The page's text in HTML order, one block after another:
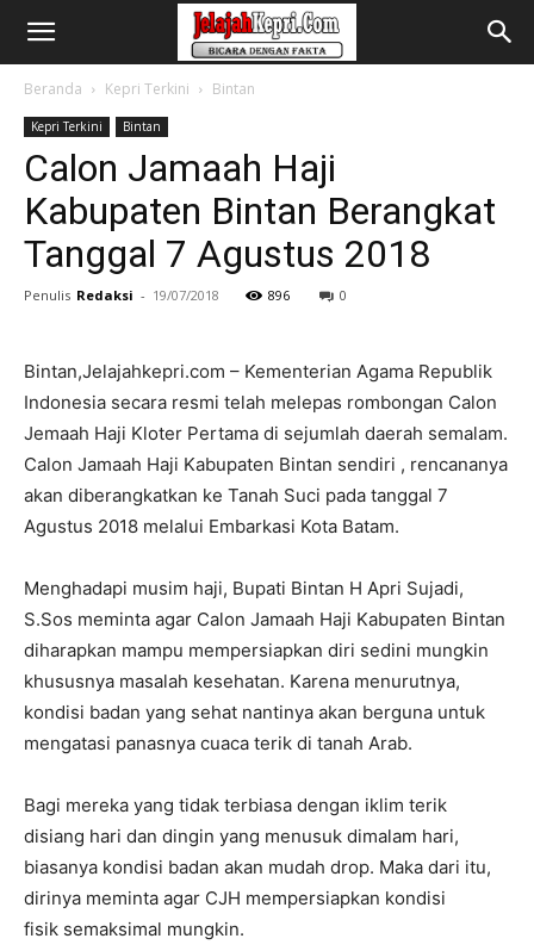
Beranda Kepri Terkini Bintan
Kepri Terkini Bintan
Calon Jamaah Haji
Kabupaten Bintan Berangkat
Tanggal 7 Agustus 2018
Penulis Redaksi - 19/07/2018 896 0
Bintan,Jelajahkepri.com – Kementerian Agama Republik
Indonesia secara resmi telah melepas rombongan Calon
Jemaah Haji Kloter Pertama di sejumlah daerah semalam.
Calon Jamaah Haji Kabupaten Bintan sendiri , rencananya
akan diberangkatkan ke Tanah Suci pada tanggal 7
Agustus 2018 melalui Embarkasi Kota Batam.
Menghadapi musim haji, Bupati Bintan H Apri Sujadi,
S.Sos meminta agar Calon Jamaah Haji Kabupaten Bintan
diharapkan mampu mempersiapkan diri sedini mungkin
khususnya masalah kesehatan. Karena menurutnya,
kondisi badan yang sehat nantinya akan berguna untuk
mengatasi panasnya cuaca terik di tanah Arab.
Bagi mereka yang tidak terbiasa dengan iklim terik
disiang hari dan dingin yang menusuk dimalam hari,
biasanya kondisi badan akan mudah drop. Maka dari itu,
dirinya meminta agar CJH mempersiapkan kondisi
fisik semaksimal mungkin.